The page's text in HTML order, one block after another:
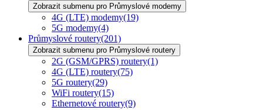
Zobrazit submenu pro Průmyslové modemy
4G (LTE) modemy(19)
5G modemy(4)
Průmyslové routery(201)
Zobrazit submenu pro Průmyslové routery
2G (GSM/GPRS) routery(1)
4G (LTE) routery(75)
5G routery(29)
WiFi routery(15)
Ethernetové routery(9)